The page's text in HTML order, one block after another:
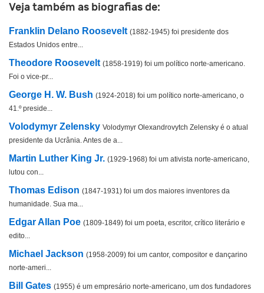
Veja também as biografias de:
Franklin Delano Roosevelt (1882-1945) foi presidente dos
Estados Unidos entre...
Theodore Roosevelt (1858-1919) foi um político norte-americano.
Foi o vice-pr...
George H. W. Bush (1924-2018) foi um político norte-americano, o
41.º preside...
Volodymyr Zelensky Volodymyr Olexandrovytch Zelensky é o atual
presidente da Ucrânia. Antes de a...
Martin Luther King Jr. (1929-1968) foi um ativista norte-americano,
lutou con...
Thomas Edison (1847-1931) foi um dos maiores inventores da
humanidade. Sua ma...
Edgar Allan Poe (1809-1849) foi um poeta, escritor, crítico literário e
edito...
Michael Jackson (1958-2009) foi um cantor, compositor e dançarino
norte-ameri...
Bill Gates (1955) é um empresário norte-americano, um dos fundadores